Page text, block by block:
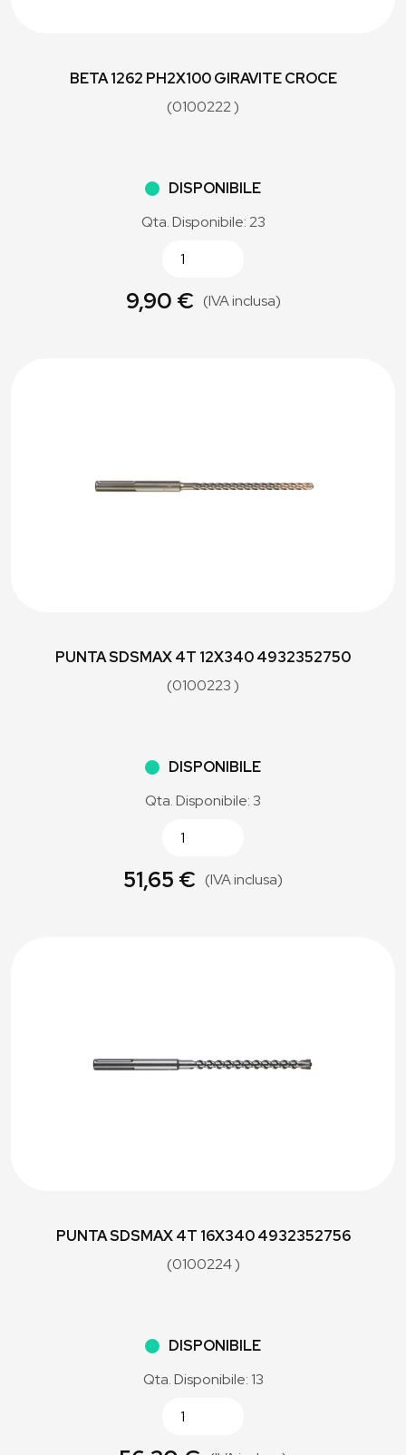
BETA 1262 PH2X100 GIRAVITE CROCE
(0100222 )
DISPONIBILE
Qta. Disponibile: 23
9,90 € (IVA inclusa)
PUNTA SDSMAX 4T 12X340 4932352750
(0100223 )
DISPONIBILE
Qta. Disponibile: 3
51,65 € (IVA inclusa)
PUNTA SDSMAX 4T 16X340 4932352756
(0100224 )
DISPONIBILE
Qta. Disponibile: 13